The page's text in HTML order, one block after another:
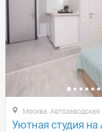
Москва, Автозаводская
Уютная студия